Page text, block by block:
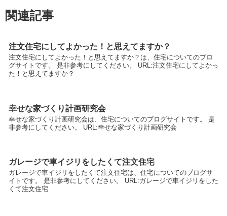
関連記事
注文住宅にしてよかった！と思えてますか？
注文住宅にしてよかった！と思えてますか？は、住宅についてのブロ
グサイトです。 是非参考にしてください。 URL:注文住宅にしてよかっ
た！と思えてますか？
幸せな家づくり計画研究会
幸せな家づくり計画研究会は、住宅についてのブログサイトです。 是
非参考にしてください。 URL:幸せな家づくり計画研究会
ガレージで車イジリをしたくて注文住宅
ガレージで車イジリをしたくて注文住宅は、住宅についてのブログサ
イトです。 是非参考にしてください。 URL:ガレージで車イジリをした
くて注文住宅